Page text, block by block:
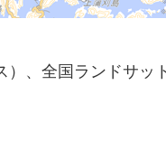
、全国ランドサッ